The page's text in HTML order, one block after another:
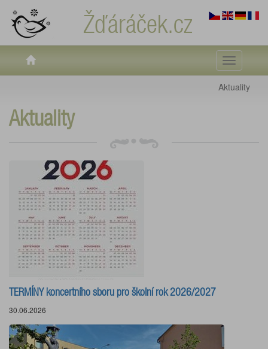
Žďáráček.cz
Toggle
Aktuality
Aktuality
TERMÍNY koncertního sboru pro školní rok 2026/2027
30.06.2026